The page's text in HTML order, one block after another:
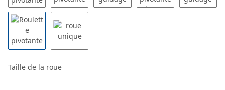
Taille de la roue